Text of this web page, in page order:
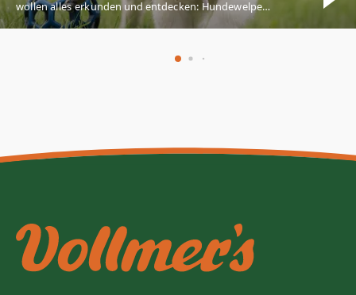
wollen alles erkunden und entdecken: Hundewelpen
lassen bei vielen Menschen die Herzen
höherschlagen. Ihnen beim Wachsen zuzusehen ist